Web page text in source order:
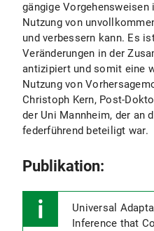
gängige
Nutzung von
und verbessern kann. Es
Veränderungen in der
antizipiert und somit eine
Nutzung von
Christoph Kern, Post-
der Uni Mannheim, der an
federführend beteiligt war.
Publikation:
Universal
Inference that